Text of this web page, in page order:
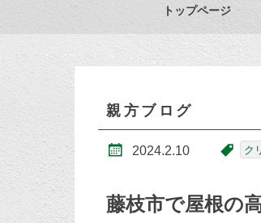
トップページ
親方ブログ
2024.2.10 ク
藤枝市で屋根の